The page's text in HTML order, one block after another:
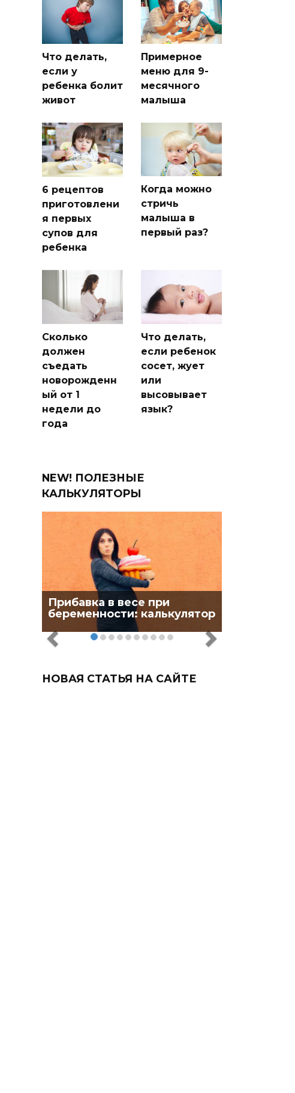
Что делать,
если у
ребенка болит
живот
Примерное
меню для 9-
месячного
малыша
6 рецептов
приготовлени
я первых
супов для
ребенка
Когда можно
стричь
малыша в
первый раз?
Сколько
должен
съедать
новорожденн
ый от 1
недели до
года
Что делать,
если ребенок
сосет, жует
или
высовывает
язык?
NEW! ПОЛЕЗНЫЕ
КАЛЬКУЛЯТОРЫ
Прибавка в весе при
беременности: калькулятор
НОВАЯ СТАТЬЯ НА САЙТЕ